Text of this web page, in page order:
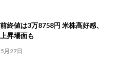
終値は3万8758円 米株高好感、
昇場面も
月27日